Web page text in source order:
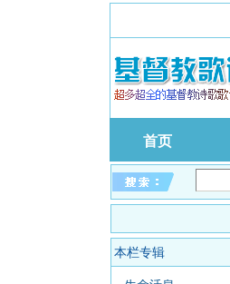
首页
本栏专辑